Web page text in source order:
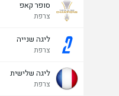
סופר קאפ
צרפת
ליגה שנייה
צרפת
ליגה שלישית
צרפת